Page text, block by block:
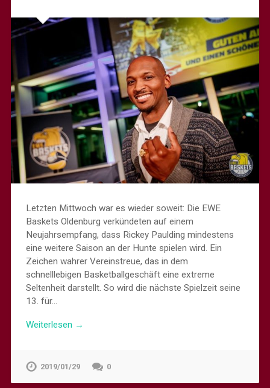
Letzten Mittwoch war es wieder soweit: Die EWE
Baskets Oldenburg verkündeten auf einem
Neujahrsempfang, dass Rickey Paulding mindestens
eine weitere Saison an der Hunte spielen wird. Ein
Zeichen wahrer Vereinstreue, das in dem
schnelllebigen Basketballgeschäft eine extreme
Seltenheit darstellt. So wird die nächste Spielzeit seine
13. für…
Weiterlesen →
2019/01/29 0